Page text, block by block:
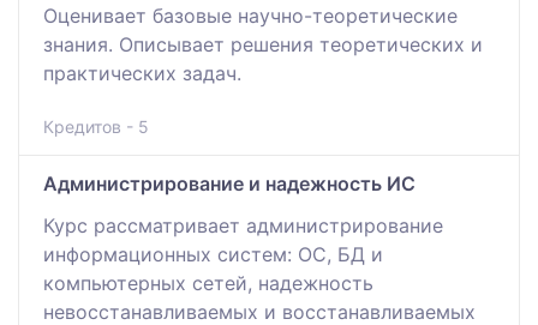
Оценивает базовые научно-теоретические
знания. Описывает решения теоретических и
практических задач.
Кредитов - 5
Администрирование и надежность ИС
Курс рассматривает администрирование
информационных систем: ОС, БД и
компьютерных сетей, надежность
невосстанавливаемых и восстанавливаемых